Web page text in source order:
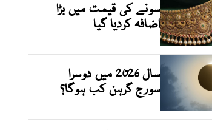
سونے کی قیمت میں بڑا
اضافہ کردیا گیا
سال 2026 میں دوسرا
سورج گرہن کب ہوگا؟